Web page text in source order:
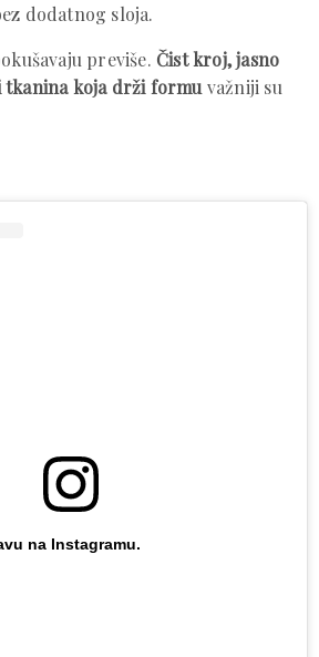
dodatnog sloja.
previše. Čist kroj, jasno
tkanina koja drži formuvažniji su
na Instagramu.